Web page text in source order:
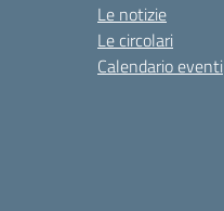
Le notizie
Le circolari
Calendario eventi